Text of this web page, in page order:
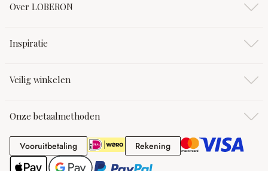
Over LOBERON
Inspiratie
Veilig winkelen
Onze betaalmethoden
VooruitbetalingVooruitbetaling RekeningRekening